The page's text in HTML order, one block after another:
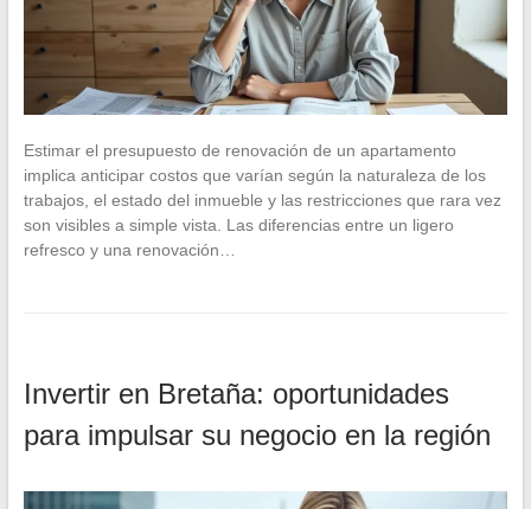
Estimar el presupuesto de renovación de un apartamento
implica anticipar costos que varían según la naturaleza de los
trabajos, el estado del inmueble y las restricciones que rara vez
son visibles a simple vista. Las diferencias entre un ligero
refresco y una renovación…
Invertir en Bretaña: oportunidades
para impulsar su negocio en la región